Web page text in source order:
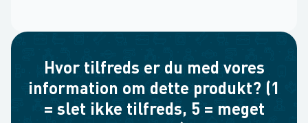
Hvor tilfreds er du med vores
information om dette produkt? (1
= slet ikke tilfreds, 5 = meget